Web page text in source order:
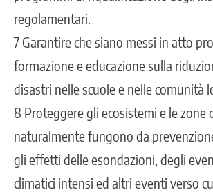
regolamentari.
7 Garantire che siano messi in atto
formazione e educazione sulla
disastri nelle scuole e nelle comunità
8 Proteggere gli ecosistemi e le zone
naturalmente fungono da
gli effetti delle esondazioni, degli
climatici intensi ed altri eventi verso